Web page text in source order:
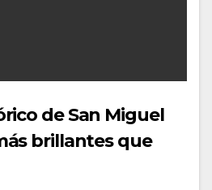
de San Miguel
brillantes que